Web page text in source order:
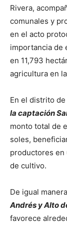
Rivera,
comunales y
en el acto
importancia de
en 11,793
agricultura en
En el distrito
la captación
monto total de
soles,
productores en
de cultivo.
De igual
Andrés y Alto
favorece